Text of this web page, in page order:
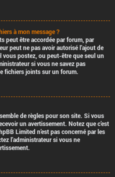
à mon message ?
peut être accordée par forum, par
peut ne pas avoir autorisé l’ajout de
postez, ou peut-être que seul un
si vous ne savez pas
fichiers joints sur un forum.
de règles pour son site. Si vous
un avertissement. Notez que c’est
Limited n’est pas concerné par les
l’administrateur si vous ne